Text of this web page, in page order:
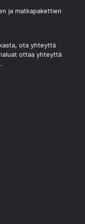
ja matkapakettien
ota yhteyttä
ottaa yhteyttä